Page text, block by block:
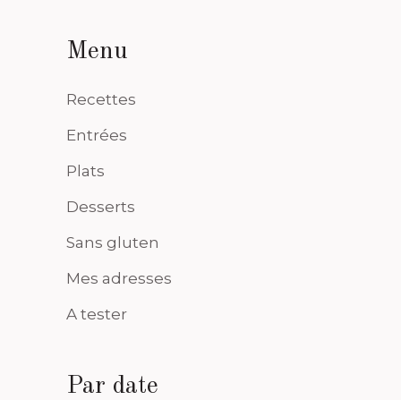
Menu
Recettes
Entrées
Plats
Desserts
Sans gluten
Mes adresses
A tester
Par date